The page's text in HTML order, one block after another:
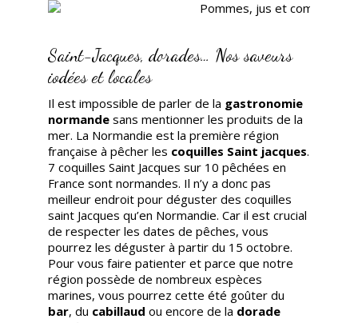
Saint-Jacques, dorades… Nos saveurs
iodées et locales
Il est impossible de parler de la gastronomie
normandesans mentionner les produits de la
mer. La Normandie est la première région
française à pêcher les coquilles Saint jacques.
7 coquilles Saint Jacques sur 10 pêchées en
France sont normandes. Il n’y a donc pas
meilleur endroit pour déguster des coquilles
saint Jacques qu’en Normandie. Car il est crucial
de respecter les dates de pêches, vous
pourrez les déguster à partir du 15 octobre.
Pour vous faire patienter et parce que notre
région possède de nombreux espèces
marines, vous pourrez cette été goûter du
bar, du cabillaud ou encore de la dorade